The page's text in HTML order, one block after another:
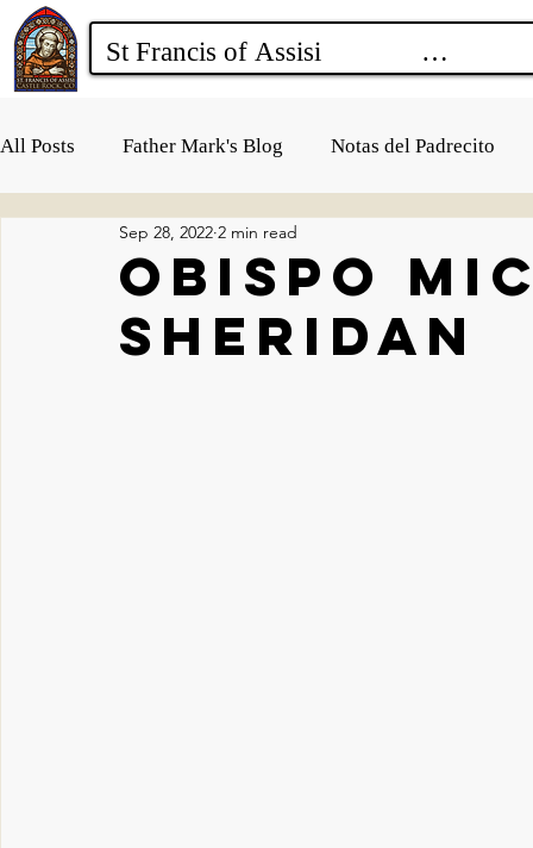
All Posts Father Mark's Blog Notas del Padrecito
Obispo
Sheridan
Sep 28, 2022 2 min read